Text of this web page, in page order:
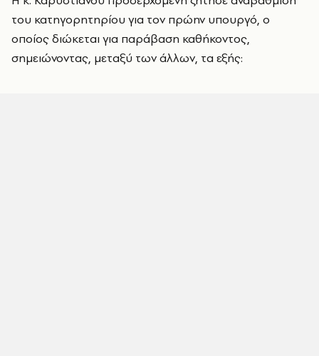
του κατηγορητηρίου για τον πρώην υπουργό, ο
οποίος διώκεται για παράβαση καθήκοντος,
σημειώνοντας, μεταξύ των άλλων, τα εξής: